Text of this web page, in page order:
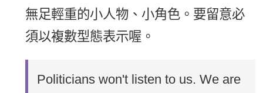
無足輕重的小人物、小角色。要留意必
須以複數型態表示喔。
Politicians won't listen to us. We are